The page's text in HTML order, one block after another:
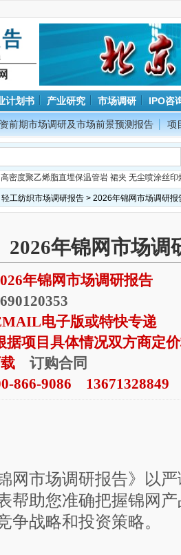
计划书 产业研究 市场调研 IPO咨
前期市场调研及市场前景预测报告 项
高密度聚乙烯脂直埋保温管岩 裙夹 无尘喷涂丝印
轻工纺织市场调研报告> 2026年锦网市场调研报
2026年锦网市场调
年锦网市场调研报告
电子版或特快专递
项目具体情况双方商定
载 订购合同
866-9086 13671328849
市场调研报告》以严
帮助您准确把握锦网
争战略和投资策略。